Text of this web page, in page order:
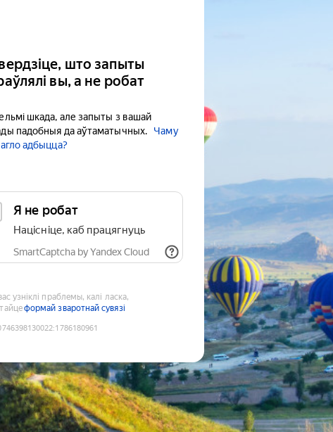
што запыты
вы, а не робат
шкада, але запыты з вашай
падобныя да аўтаматычных.
Чаму
адбыцца?
Я не робат
Націсніце, каб працягнуць
SmartCaptcha by Yandex Cloud
узніклі праблемы, калі ласка,
формай зваротнай сувязі
:1786180961